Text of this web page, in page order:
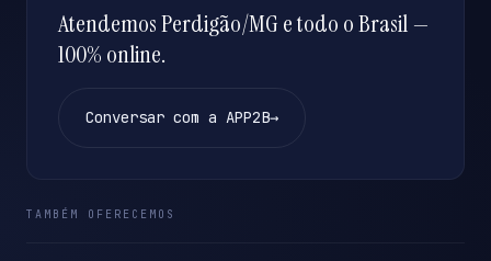
Atendemos Perdigão/MG e todo o Brasil —
100% online.
Conversar com a APP2B→
TAMBÉM OFERECEMOS